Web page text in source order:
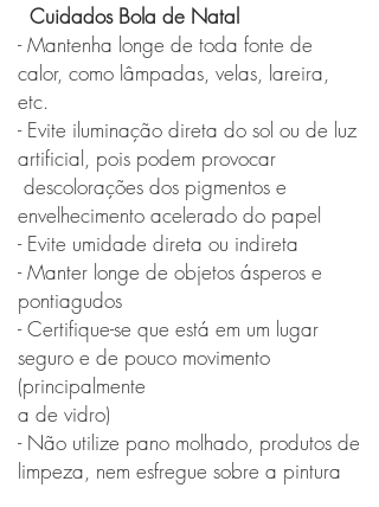
Cuidados Bola de Natal
- Mantenha longe de toda fonte de
calor, como lâmpadas, velas, lareira,
etc.
- Evite iluminação direta do sol ou de luz
artificial, pois podem provocar
descolorações dos pigmentos e
envelhecimento acelerado do papel
- Evite umidade direta ou indireta
- Manter longe de objetos ásperos e
pontiagudos
- Certifique-se que está em um lugar
seguro e de pouco movimento
(principalmente
a de vidro)
- Não utilize pano molhado, produtos de
limpeza, nem esfregue sobre a pintura